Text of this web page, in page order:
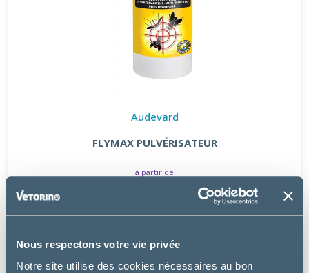
Nous respectons votre vie privée
Notre site utilise des cookies nécessaires au bon
Audevard
FLYMAX PULVÉRISATEUR
à partir de